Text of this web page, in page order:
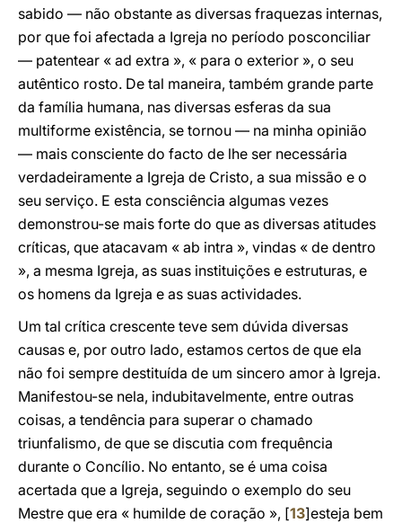
sabido — não obstante as diversas fraquezas internas,
por que foi afectada a Igreja no período posconciliar
— patentear « ad extra », « para o exterior », o seu
autêntico rosto. De tal maneira, também grande parte
da família humana, nas diversas esferas da sua
multiforme existência, se tornou — na minha opinião
— mais consciente do facto de lhe ser necessária
verdadeiramente a Igreja de Cristo, a sua missão e o
seu serviço. E esta consciência algumas vezes
demonstrou-se mais forte do que as diversas atitudes
críticas, que atacavam « ab intra », vindas « de dentro
», a mesma Igreja, as suas instituições e estruturas, e
os homens da Igreja e as suas actividades.
Um tal crítica crescente teve sem dúvida diversas
causas e, por outro lado, estamos certos de que ela
não foi sempre destituída de um sincero amor à Igreja.
Manifestou-se nela, indubitavelmente, entre outras
coisas, a tendência para superar o chamado
triunfalismo, de que se discutia com frequência
durante o Concílio. No entanto, se é uma coisa
acertada que a Igreja, seguindo o exemplo do seu
Mestre que era « humilde de coração », [13]esteja bem